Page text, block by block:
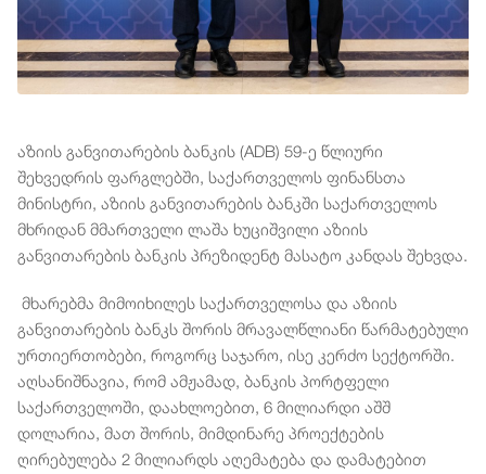
აზიის განვითარების ბანკის (ADB) 59-ე წლიური
შეხვედრის ფარგლებში, საქართველოს ფინანსთა
მინისტრი, აზიის განვითარების ბანკში საქართველოს
მხრიდან მმართველი ლაშა ხუციშვილი აზიის
განვითარების ბანკის პრეზიდენტ მასატო კანდას შეხვდა.
მხარებმა მიმოიხილეს საქართველოსა და აზიის
განვითარების ბანკს შორის მრავალწლიანი წარმატებული
ურთიერთობები, როგორც საჯარო, ისე კერძო სექტორში.
აღსანიშნავია, რომ ამჟამად, ბანკის პორტფელი
საქართველოში, დაახლოებით, 6 მილიარდი აშშ
დოლარია, მათ შორის, მიმდინარე პროექტების
ღირებულება 2 მილიარდს აღემატება და დამატებით